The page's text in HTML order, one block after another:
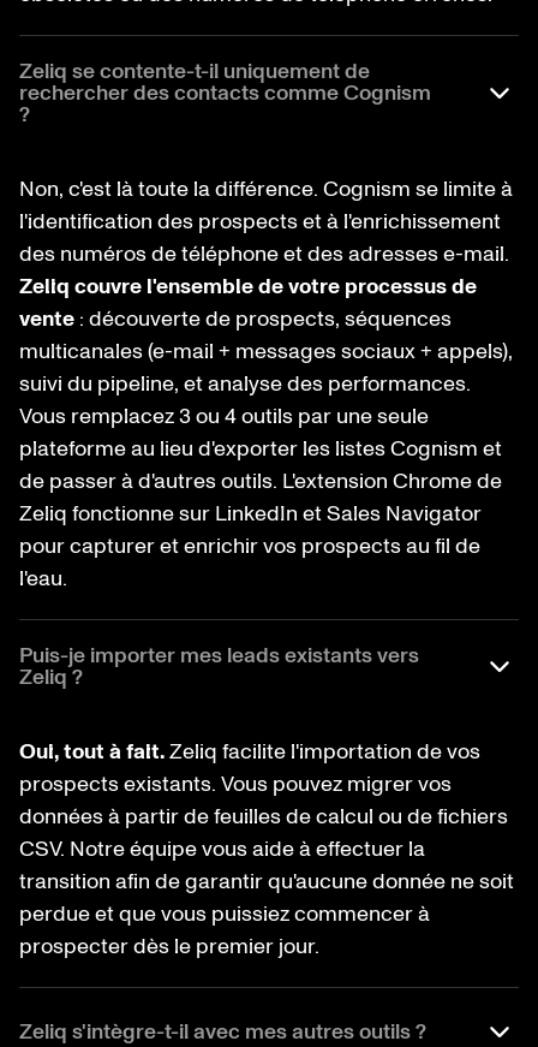
Zeliq se contente-t-il uniquement de
rechercher des contacts comme Cognism
?
Non, c'est là toute la différence. Cognism se limite à
l'identification des prospects et à l'enrichissement
des numéros de téléphone et des adresses e-mail.
Zeliq couvre l'ensemble de votre processus de
vente : découverte de prospects, séquences
multicanales (e-mail + messages sociaux + appels),
suivi du pipeline, et analyse des performances.
Vous remplacez 3 ou 4 outils par une seule
plateforme au lieu d'exporter les listes Cognism et
de passer à d'autres outils. L'extension Chrome de
Zeliq fonctionne sur LinkedIn et Sales Navigator
pour capturer et enrichir vos prospects au fil de
l'eau.
Puis-je importer mes leads existants vers
Zeliq ?
Oui, tout à fait.Zeliq facilite l'importation de vos
prospects existants. Vous pouvez migrer vos
données à partir de feuilles de calcul ou de fichiers
CSV. Notre équipe vous aide à effectuer la
transition afin de garantir qu'aucune donnée ne soit
perdue et que vous puissiez commencer à
prospecter dès le premier jour.
Zeliq s'intègre-t-il avec mes autres outils ?